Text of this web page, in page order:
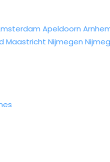
Apeldoorn
Maastricht Nijmegen